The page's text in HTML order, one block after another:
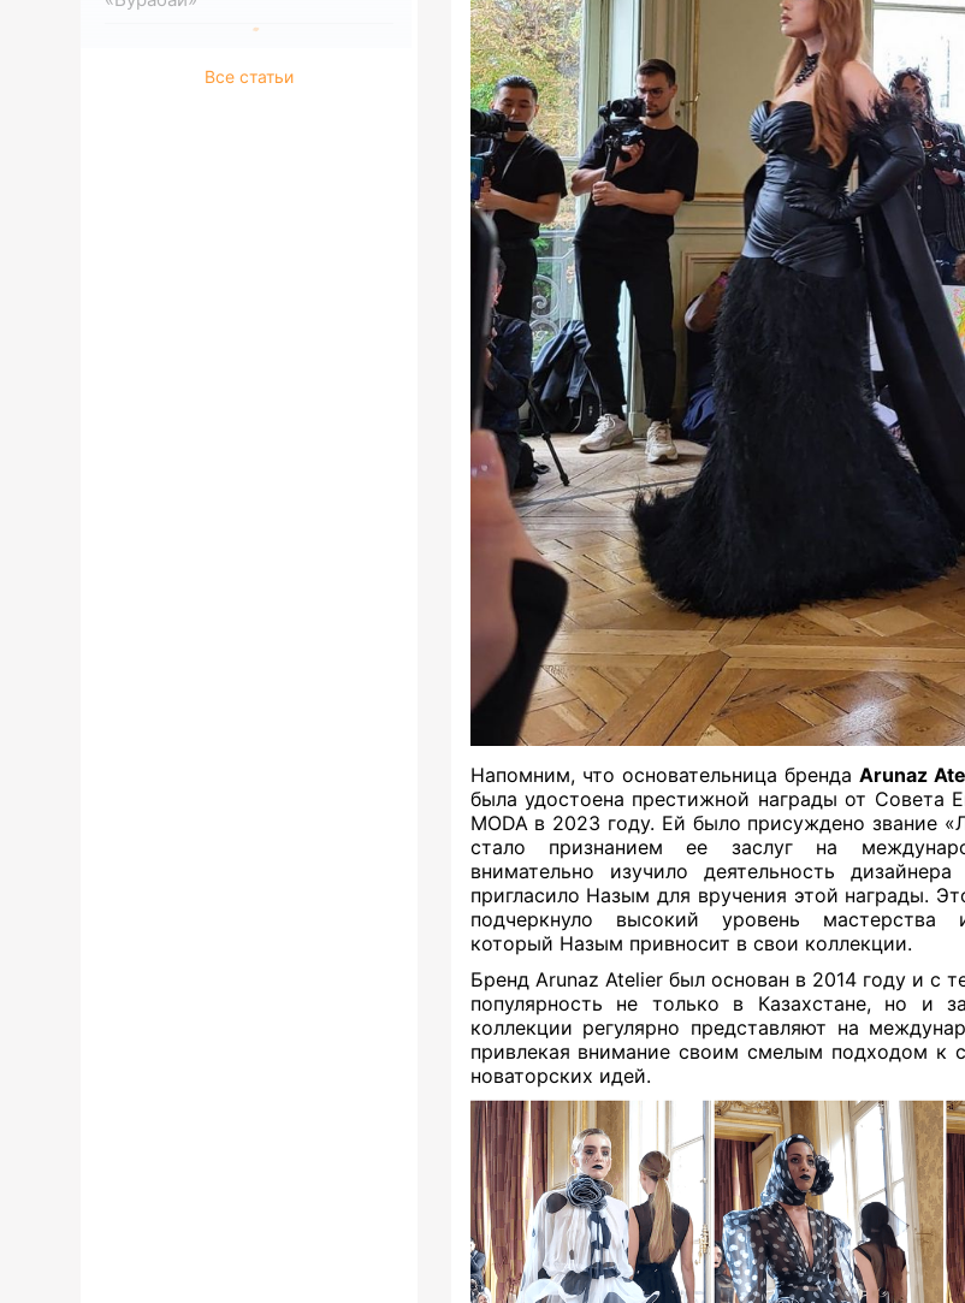
Все статьи
Напомним, что основательница брендаArunaz
была удостоена престижной награды от Совета
MODA в 2023 году. Ей было присуждено звание
стало признанием ее заслуг на
внимательно изучило деятельность
пригласило Назым для вручения этой награды.
подчеркнуло высокий уровень мастерства
который Назым привносит в свои коллекции.
Бренд Arunaz Atelier был основан в 2014 году и с
популярность не только в Казахстане, но и
коллекции регулярно представляют на
привлекая внимание своим смелым подходом к
новаторских идей.